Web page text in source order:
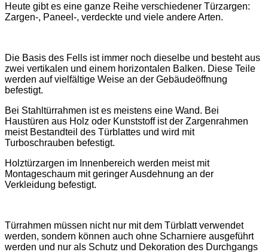
Heute gibt es eine ganze Reihe verschiedener Türzargen:
Zargen-, Paneel-, verdeckte und viele andere Arten.
Die Basis des Fells ist immer noch dieselbe und besteht aus
zwei vertikalen und einem horizontalen Balken. Diese Teile
werden auf vielfältige Weise an der Gebäudeöffnung
befestigt.
Bei Stahltürrahmen ist es meistens eine Wand. Bei
Haustüren aus Holz oder Kunststoff ist der Zargenrahmen
meist Bestandteil des Türblattes und wird mit
Turboschrauben befestigt.
Holztürzargen im Innenbereich werden meist mit
Montageschaum mit geringer Ausdehnung an der
Verkleidung befestigt.
Türrahmen müssen nicht nur mit dem Türblatt verwendet
werden, sondern können auch ohne Scharniere ausgeführt
werden und nur als Schutz und Dekoration des Durchgangs